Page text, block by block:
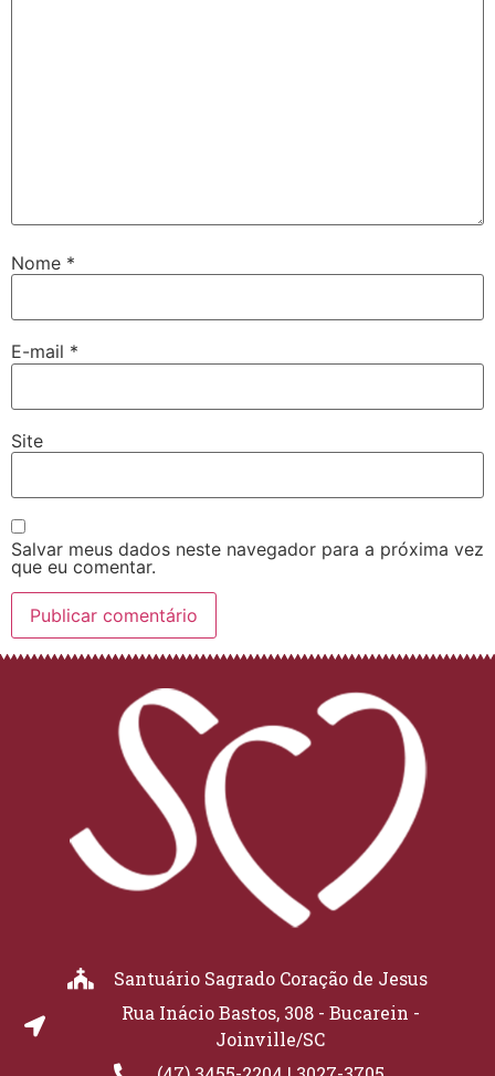
Nome *
E-mail *
Site
Salvar meus dados neste navegador para a próxima vez
que eu comentar.
Santuário Sagrado Coração de Jesus
Rua Inácio Bastos, 308 - Bucarein -
Joinville/SC